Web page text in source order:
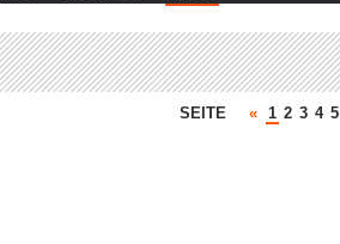
SEITE « 1 2 3 4 5